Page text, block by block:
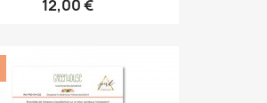
12,00 €